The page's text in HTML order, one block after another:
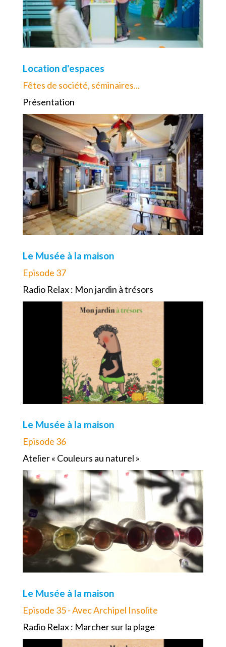
Location d'espaces
Fêtes de société, séminaires...
Présentation
Le Musée à la maison
Episode 37
Radio Relax : Mon jardin à trésors
Le Musée à la maison
Episode 36
Atelier « Couleurs au naturel »
Le Musée à la maison
Episode 35 - Avec Archipel Insolite
Radio Relax : Marcher sur la plage